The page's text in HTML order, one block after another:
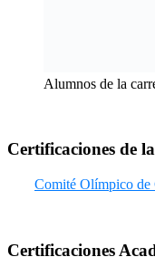
Alumnos de la
Certificaciones de
Comité Olímpico
Certificaciones